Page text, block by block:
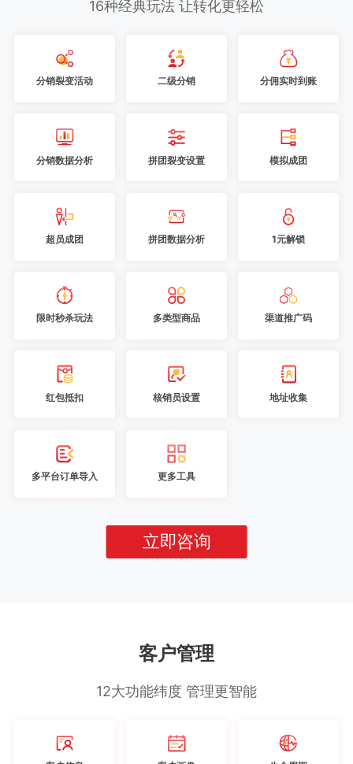
16种经典玩法 让转化更轻松
分销裂变活动 二级分销 分佣实时到账
分销数据分析 拼团裂变设置 模拟成团
超员成团 拼团数据分析 1元解锁
限时秒杀玩法 多类型商品 渠道推广码
红包抵扣 核销员设置 地址收集
多平台订单导入 更多工具
立即咨询
客户管理
12大功能纬度 管理更智能